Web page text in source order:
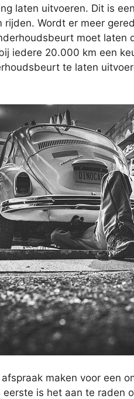
laten uitvoeren. Dit is
rijden. Wordt er meer
moet laten
iedere 20.000 km een
te laten
maken voor een
eerste is het aan te raden